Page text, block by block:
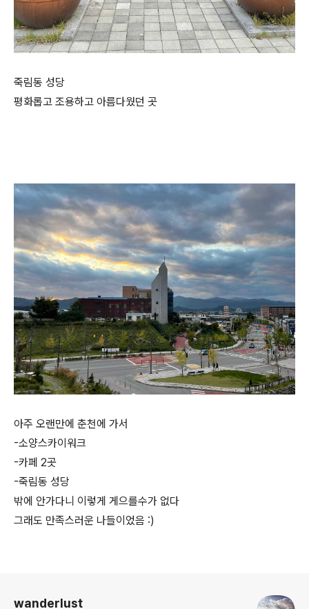
죽림동 성당
평화롭고 조용하고 아름다웠던 곳
아주 오랜만에 춘천에 가서
-소양스카이워크
-카페 2곳
-죽림동 성당
밖에 안가다니 이렇게 게으를수가 없다
그래도 만족스러운 나들이었음 :)
wanderlust